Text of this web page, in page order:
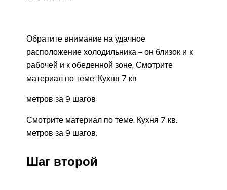
Обратите внимание на удачное
расположение холодильника – он близок и к
рабочей и к обеденной зоне. Смотрите
материал по теме: Кухня 7 кв
метров за 9 шагов
Смотрите материал по теме: Кухня 7 кв.
метров за 9 шагов.
Шаг второй